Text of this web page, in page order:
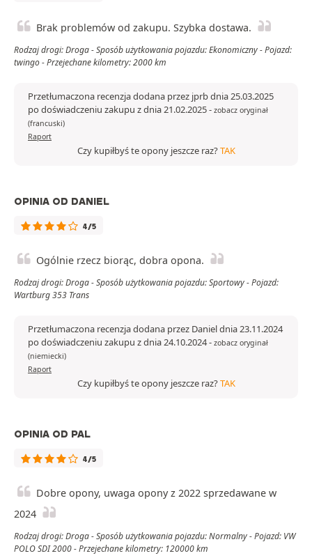
Brak problemów od zakupu. Szybka dostawa.
Rodzaj drogi: Droga - Sposób użytkowania pojazdu: Ekonomiczny - Pojazd:
twingo - Przejechane kilometry: 2000 km
Przetłumaczona recenzja dodana przez jprb dnia 25.03.2025
po doświadczeniu zakupu z dnia 21.02.2025- zobacz oryginał
(francuski)
Raport
Czy kupiłbyś te opony jeszcze raz?TAK
OPINIA OD DANIEL
4/5
Ogólnie rzecz biorąc, dobra opona.
Rodzaj drogi: Droga - Sposób użytkowania pojazdu: Sportowy - Pojazd:
Wartburg 353 Trans
Przetłumaczona recenzja dodana przez Daniel dnia 23.11.2024
po doświadczeniu zakupu z dnia 24.10.2024- zobacz oryginał
(niemiecki)
Raport
Czy kupiłbyś te opony jeszcze raz?TAK
OPINIA OD PAL
4/5
Dobre opony, uwaga opony z 2022 sprzedawane w
2024
Rodzaj drogi: Droga - Sposób użytkowania pojazdu: Normalny - Pojazd: VW
POLO SDI 2000 - Przejechane kilometry: 120000 km